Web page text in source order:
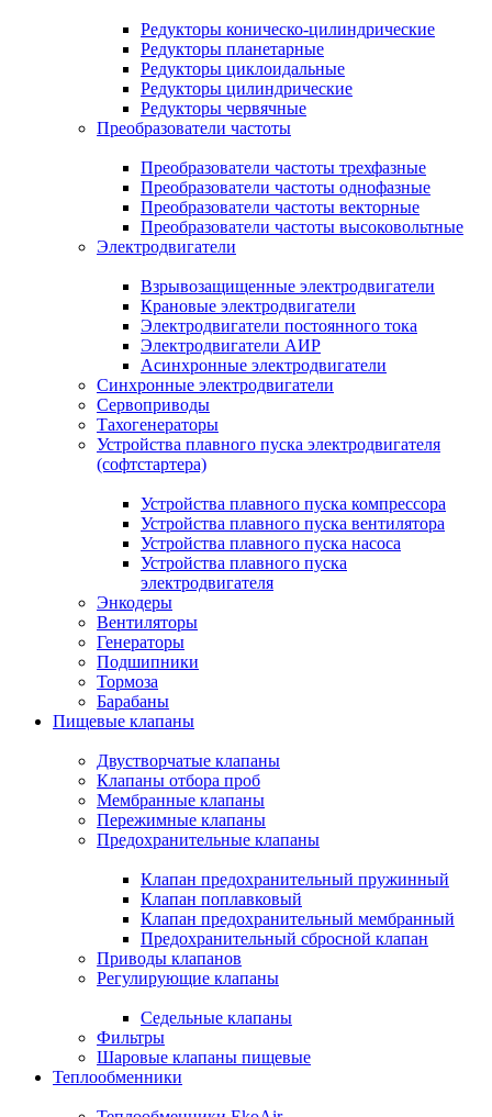
Редукторы коническо-цилиндрические
Редукторы планетарные
Редукторы циклоидальные
Редукторы цилиндрические
Редукторы червячные
Преобразователи частоты
Преобразователи частоты трехфазные
Преобразователи частоты однофазные
Преобразователи частоты векторные
Преобразователи частоты высоковольтные
Электродвигатели
Взрывозащищенные электродвигатели
Крановые электродвигатели
Электродвигатели постоянного тока
Электродвигатели АИР
Асинхронные электродвигатели
Синхронные электродвигатели
Сервоприводы
Тахогенераторы
Устройства плавного пуска электродвигателя
(софтстартера)
Устройства плавного пуска компрессора
Устройства плавного пуска вентилятора
Устройства плавного пуска насоса
Устройства плавного пуска
электродвигателя
Энкодеры
Вентиляторы
Генераторы
Подшипники
Тормоза
Барабаны
Пищевые клапаны
Двустворчатые клапаны
Клапаны отбора проб
Мембранные клапаны
Пережимные клапаны
Предохранительные клапаны
Клапан предохранительный пружинный
Клапан поплавковый
Клапан предохранительный мембранный
Предохранительный сбросной клапан
Приводы клапанов
Регулирующие клапаны
Седельные клапаны
Фильтры
Шаровые клапаны пищевые
Теплообменники